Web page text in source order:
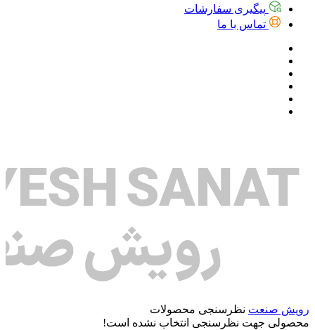
پیگیری سفارشات
تماس با ما
رویش صنعت نظرسنجی محصولات
محصولی جهت نظرسنجی انتخاب نشده است!